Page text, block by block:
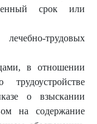
срок или
трудовых
в отношении
о взыскании
на содержание